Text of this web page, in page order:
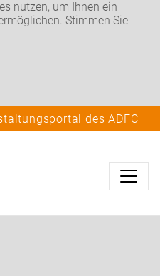
nutzen, um Ihnen ein
Stimmen Sie
des ADFC